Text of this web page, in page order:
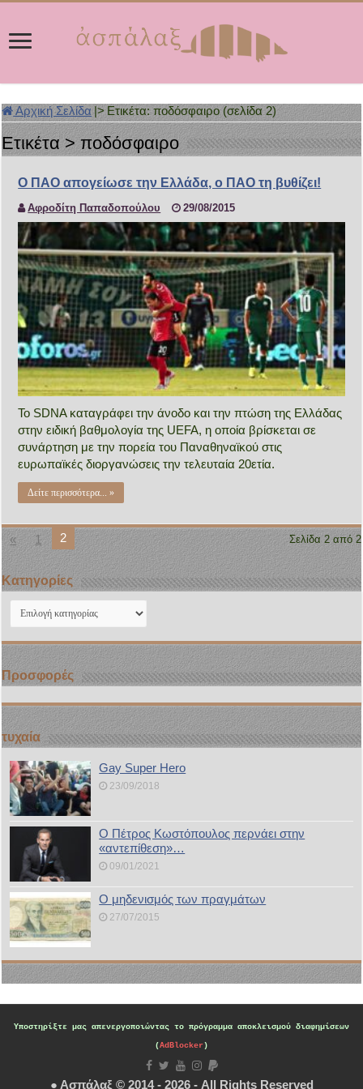
Αρχική Σελίδα |> Ετικέτα:ποδόσφαιρο(σελίδα 2)
Ετικέτα >ποδόσφαιρο
Ο ΠΑΟ απογείωσε την Ελλάδα, ο ΠΑΟ τη βυθίζει!
Αφροδίτη Παπαδοπούλου 29/08/2015
Το SDNA καταγράφει την άνοδο και την πτώση της Ελλάδας
στην ειδική βαθμολογία της UEFA, η οποία βρίσκεται σε
συνάρτηση με την πορεία του Παναθηναϊκού στις
ευρωπαϊκές διοργανώσεις την τελευταία 20ετία.
Δείτε περισσότερα... »
Σελίδα 2 από 2
« 1 2
Kατηγορίες
Kατηγορίες
Προσφορές
τυχαία
Gay Super Hero
23/09/2018
Ο Πέτρος Κωστόπουλος περνάει στην
«αντεπίθεση»…
09/01/2021
Ο μηδενισμός των πραγμάτων
27/07/2015
Υποστηρίξτε μας απενεργοποιώντας το πρόγραμμα αποκλεισμού διαφημίσεων
(AdBlocker)
● Ασπάλαξ © 2014 - 2026 - All Rights Reserved